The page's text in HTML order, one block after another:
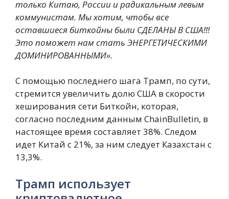
только Китаю, России и радикальным левым
коммунистам. Мы хотим, чтобы все
оставшиеся биткойны были СДЕЛАНЫ В США!!!
Это поможет нам стать ЭНЕРГЕТИЧЕСКИМИ
ДОМИНИРОВАННЫМИ».
С помощью последнего шага Трамп, по сути,
стремится увеличить долю США в скорости
хеширования сети Биткойн, которая,
согласно последним данным ChainBulletin, в
настоящее время составляет 38%. Следом
идет Китай с 21%, за ним следует Казахстан с
13,3%.
Трамп использует